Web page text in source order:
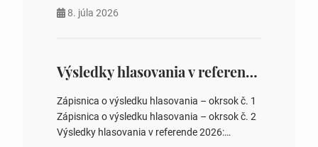
rokovania 2. Schválenie návrhovej komisie a
zastupiteľstiev, počtu poslancov obecných
zastupiteľstiev v nich 4. Schválenie odpredaja
obecného pozemku –…
8. júla 2026
Výsledky hlasovania v referende 2026
Zápisnica o výsledku hlasovania – okrsok č. 1
Zápisnica o výsledku hlasovania – okrsok č. 2
Výsledky hlasovania v referende 2026: